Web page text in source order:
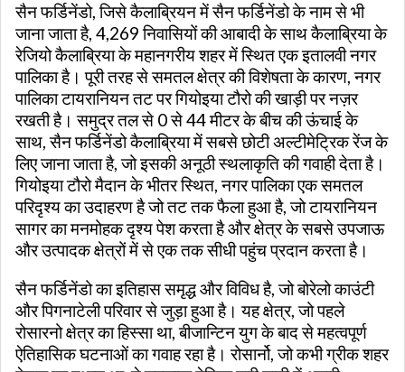
सैन फर्डिनेंडो, जिसे कैलाब्रियन में सैन फर्डिनेंडो के नाम से भी
जाना जाता है, 4,269 निवासियों की आबादी के साथ कैलाब्रिया के
रेजियो कैलाब्रिया के महानगरीय शहर में स्थित एक इतालवी नगर
पालिका है। पूरी तरह से समतल क्षेत्र की विशेषता के कारण, नगर
पालिका टायरानियन तट पर गियोइया टौरो की खाड़ी पर नज़र
रखती है। समुद्र तल से 0 से 44 मीटर के बीच की ऊंचाई के
साथ, सैन फर्डिनेंडो कैलाब्रिया में सबसे छोटी अल्टीमेट्रिक रेंज के
लिए जाना जाता है, जो इसकी अनूठी स्थलाकृति की गवाही देता है।
गियोइया टौरो मैदान के भीतर स्थित, नगर पालिका एक समतल
परिदृश्य का उदाहरण है जो तट तक फैला हुआ है, जो टायरानियन
सागर का मनमोहक दृश्य पेश करता है और क्षेत्र के सबसे उपजाऊ
और उत्पादक क्षेत्रों में से एक तक सीधी पहुंच प्रदान करता है।
सैन फर्डिनेंडो का इतिहास समृद्ध और विविध है, जो बोरेलो काउंटी
और पिगनाटेली परिवार से जुड़ा हुआ है। यह क्षेत्र, जो पहले
रोसारनो क्षेत्र का हिस्सा था, बीजान्टिन युग के बाद से महत्वपूर्ण
ऐतिहासिक घटनाओं का गवाह रहा है। रोसार्नो, जो कभी ग्रीक शहर